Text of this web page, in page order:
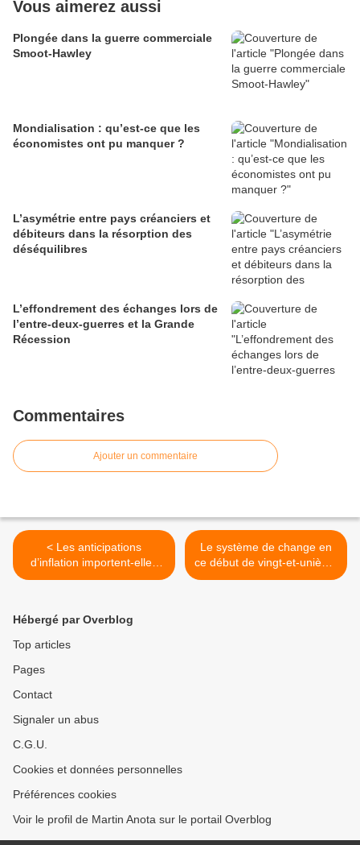
Vous aimerez aussi
Plongée dans la guerre commerciale
Smoot-Hawley
Mondialisation : qu’est-ce que les
économistes ont pu manquer ?
L’asymétrie entre pays créanciers et
débiteurs dans la résorption des
déséquilibres
L’effondrement des échanges lors de
l’entre-deux-guerres et la Grande
Récession
Commentaires
Ajouter un commentaire
< Les anticipations
d’inflation importent-elles
vraiment pour l’inflation ?
Le système de change en
ce début de vingt-et-unième
siècle >
Hébergé par Overblog
Top articles
Pages
Contact
Signaler un abus
C.G.U.
Cookies et données personnelles
Préférences cookies
Voir le profil de Martin Anota sur le portail Overblog